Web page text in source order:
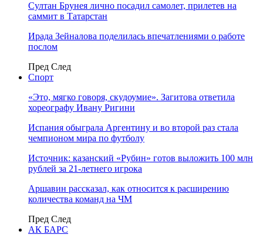
Султан Брунея лично посадил самолет, прилетев на
саммит в Татарстан
Ирада Зейналова поделилась впечатлениями о работе
послом
Пред След
Спорт
«Это, мягко говоря, скудоумие». Загитова ответила
хореографу Ивану Ригини
Испания обыграла Аргентину и во второй раз стала
чемпионом мира по футболу
Источник: казанский «Рубин» готов выложить 100 млн
рублей за 21-летнего игрока
Аршавин рассказал, как относится к расширению
количества команд на ЧМ
Пред След
АК БАРС